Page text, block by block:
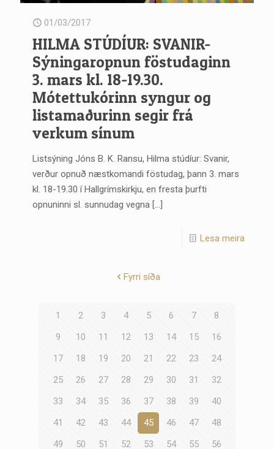
01/03/2017
HILMA STÚDÍUR: SVANIR-
Sýningaropnun föstudaginn
3. mars kl. 18-19.30.
Mótettukórinn syngur og
listamaðurinn segir frá
verkum sínum
Listsýning Jóns B. K. Ransu, Hilma stúdíur: Svanir,
verður opnuð næstkomandi föstudag, þann 3. mars
kl. 18-19.30 í Hallgrímskirkju, en fresta þurfti
opnuninni sl. sunnudag vegna […]
Lesa meira
Fyrri síða
1 2 3 4 5 6 7
8
9
10 11 12 13 14 15
16
17
18 19 20 21 22 23
24
25
26 27 28 29 30 31
32
33
34 35 36 37 38 39
40
41
42 43 44 45 46 47
48
49
50 51 52 53 54 55 56